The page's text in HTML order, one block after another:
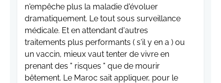
n'empêche plus la maladie d'évoluer
dramatiquement. Le tout sous surveillance
médicale. Et en attendant d'autres
traitements plus performants ( s'il y en a ) ou
un vaccin, mieux vaut tenter de vivre en
prenant des " risques " que de mourir
bêtement. Le Maroc sait appliquer, pour le